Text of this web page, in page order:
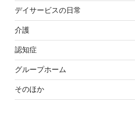
デイサービスの日常
介護
認知症
グループホーム
そのほか